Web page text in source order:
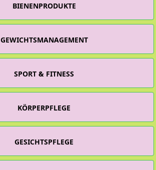
BIENENPRODUKTE
GEWICHTSMANAGEMENT
SPORT & FITNESS
KÖRPERPFLEGE
GESICHTSPFLEGE